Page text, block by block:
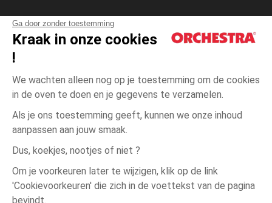
Ga door zonder toestemming
Kraak in onze cookies
!
We wachten alleen nog op je toestemming om de cookies
in de oven te doen en je gegevens te verzamelen.
Als je ons toestemming geeft, kunnen we onze inhoud
aanpassen aan jouw smaak.
Dus, koekjes, nootjes of niet ?
Om je voorkeuren later te wijzigen, klik op de link
'Cookievoorkeuren' die zich in de voettekst van de pagina
bevindt.
Ecru Ecru
1
Algemene verkoopsvoorwaarden
Wettelijke bepalingen
Persoonsgegevens